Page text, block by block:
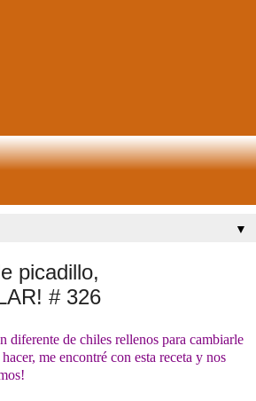
▼
picadillo,
# 326
diferente de chiles rellenos para cambiarle
me encontré con esta receta y nos